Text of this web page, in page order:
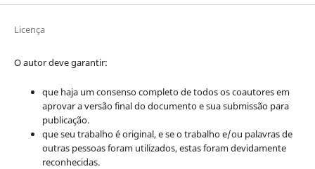
Licença
O autor deve garantir:
que haja um consenso completo de todos os coautores em
aprovar a versão final do documento e sua submissão para
publicação.
que seu trabalho é original, e se o trabalho e/ou palavras de
outras pessoas foram utilizados, estas foram devidamente
reconhecidas.